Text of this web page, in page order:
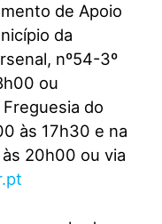
de Apoio
da
nº54-3º
ou
do
às 17h30 e na
20h00 ou via